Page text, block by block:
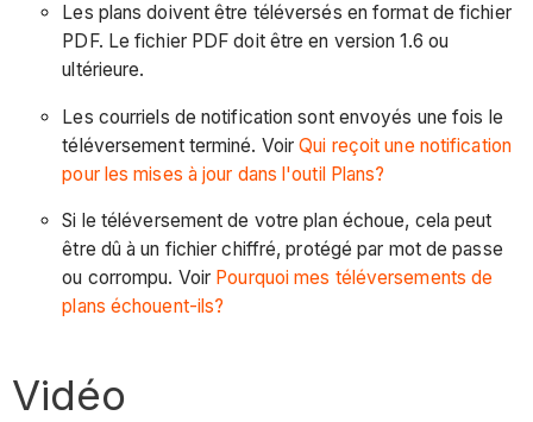
Les plans doivent être téléversés en format de fichier
PDF. Le fichier PDF doit être en version 1.6 ou
ultérieure.
Les courriels de notification sont envoyés une fois le
téléversement terminé. VoirQui reçoit une notification
pour les mises à jour dans l'outil Plans?
Si le téléversement de votre plan échoue, cela peut
être dû à un fichier chiffré, protégé par mot de passe
ou corrompu. Voir Pourquoi mes téléversements de
plans échouent-ils?
Vidéo